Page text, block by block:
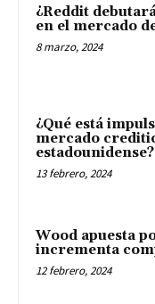
¿Reddit
en el mercado
8 marzo, 2024
¿Qué está
mercado
estadounidense?
13 febrero, 2024
Wood apuesta
incrementa
12 febrero, 2024